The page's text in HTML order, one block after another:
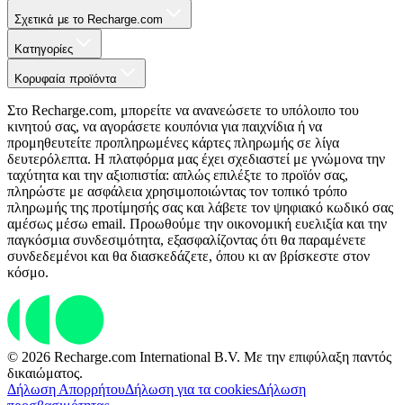
Σχετικά με το Recharge.com
Κατηγορίες
Κορυφαία προϊόντα
Στο Recharge.com, μπορείτε να ανανεώσετε το υπόλοιπο του
κινητού σας, να αγοράσετε κουπόνια για παιχνίδια ή να
προμηθευτείτε προπληρωμένες κάρτες πληρωμής σε λίγα
δευτερόλεπτα. Η πλατφόρμα μας έχει σχεδιαστεί με γνώμονα την
ταχύτητα και την αξιοπιστία: απλώς επιλέξτε το προϊόν σας,
πληρώστε με ασφάλεια χρησιμοποιώντας τον τοπικό τρόπο
πληρωμής της προτίμησής σας και λάβετε τον ψηφιακό κωδικό σας
αμέσως μέσω email. Προωθούμε την οικονομική ευελιξία και την
παγκόσμια συνδεσιμότητα, εξασφαλίζοντας ότι θα παραμένετε
συνδεδεμένοι και θα διασκεδάζετε, όπου κι αν βρίσκεστε στον
κόσμο.
© 2026 Recharge.com International B.V. Με την επιφύλαξη παντός
δικαιώματος.
Δήλωση ΑπορρήτουΔήλωση για τα cookiesΔήλωση